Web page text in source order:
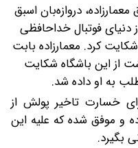
دروازه‌بان اسبق
فوتبال خداحافظی
کرد. معمارزاده بابت
داشت از این باشگاه شکایت
خسارت تاخیر پولش از
و موفق شده که علیه این
بگیرد.